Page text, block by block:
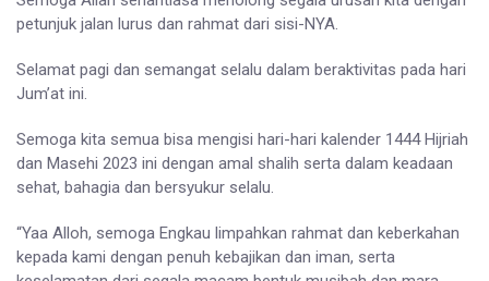
petunjuk jalan lurus dan rahmat dari sisi-NYA.
Selamat pagi dan semangat selalu dalam beraktivitas pada hari
Jum’at ini.
Semoga kita semua bisa mengisi hari-hari kalender 1444 Hijriah
dan Masehi 2023 ini dengan amal shalih serta dalam keadaan
sehat, bahagia dan bersyukur selalu.
“Yaa Alloh, semoga Engkau limpahkan rahmat dan keberkahan
kepada kami dengan penuh kebajikan dan iman, serta